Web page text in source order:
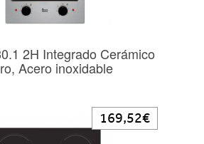
2H Integrado Cerámico
Acero inoxidable
169,52€